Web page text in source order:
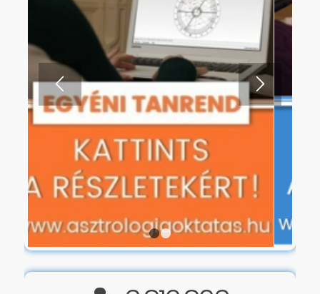
3.812.823
EDDIGI LÁTOGATÓINK SZÁMA
ASZTRO WEBSHOP